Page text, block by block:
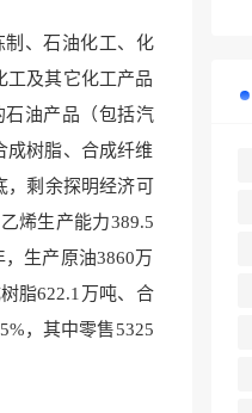
、石油化工、化
工及其它化工产品
油产品（包括汽
成树脂、合成纤维
，剩余探明经济可
烯生产能力389.5
生产原油3860万
脂622.1万吨、合
，其中零售5325